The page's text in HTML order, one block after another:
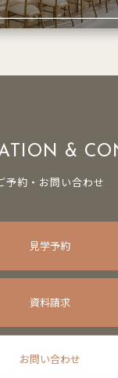
&
予約・お問い合わせ
見学予約
資料請求
お問い合わせ